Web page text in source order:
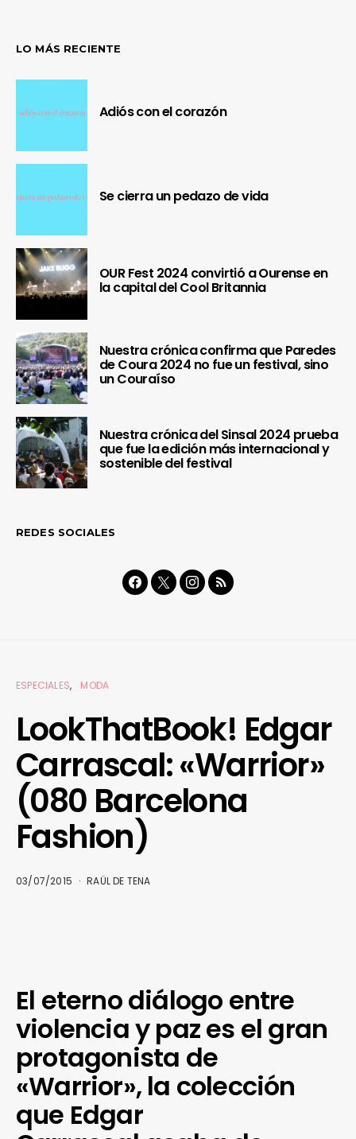
LO MÁS RECIENTE
Adiós con el corazón
Se cierra un pedazo de vida
OUR Fest 2024 convirtió a Ourense en
la capital del Cool Britannia
Nuestra crónica confirma que Paredes
de Coura 2024 no fue un festival, sino
un Couraíso
Nuestra crónica del Sinsal 2024 prueba
que fue la edición más internacional y
sostenible del festival
REDES SOCIALES
ESPECIALES MODA
LookThatBook! Edgar
Carrascal: «Warrior»
(080 Barcelona
Fashion)
03/07/2015 RAÜL DE TENA
El eterno diálogo entre
violencia y paz es el gran
protagonista de
«Warrior», la colección
que Edgar